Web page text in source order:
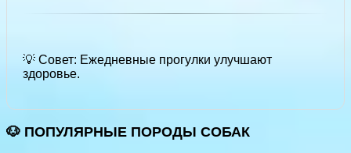
💡 Совет: Ежедневные прогулки улучшают
здоровье.
🐶 ПОПУЛЯРНЫЕ ПОРОДЫ СОБАК